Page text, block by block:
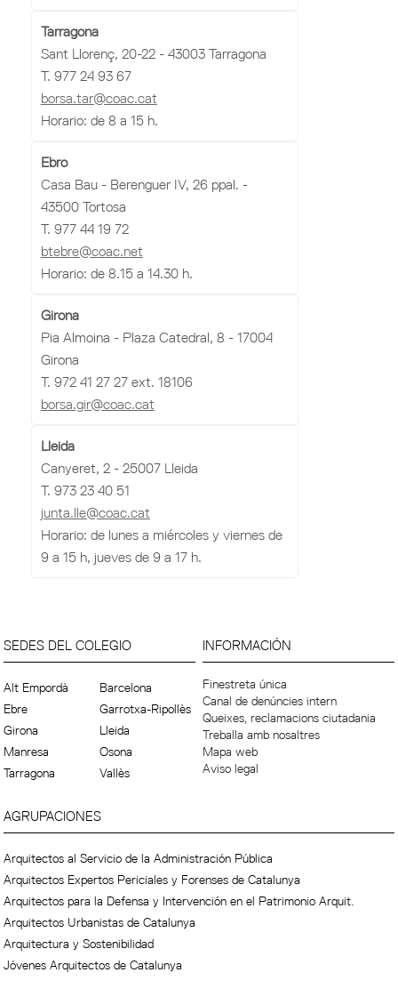
Tarragona
Sant Llorenç, 20-22 - 43003 Tarragona
T. 977 24 93 67
borsa.tar@coac.cat
Horario: de 8 a 15 h.
Ebro
Casa Bau - Berenguer IV, 26 ppal. -
43500 Tortosa
T. 977 44 19 72
btebre@coac.net
Horario: de 8.15 a 14.30 h.
Girona
Pia Almoina - Plaza Catedral, 8 - 17004
Girona
T. 972 41 27 27 ext. 18106
borsa.gir@coac.cat
Lleida
Canyeret, 2 - 25007 Lleida
T. 973 23 40 51
junta.lle@coac.cat
Horario: de lunes a miércoles y viernes de
9 a 15 h, jueves de 9 a 17 h.
SEDES DEL COLEGIO
Alt Empordà
Barcelona
Ebre
Garrotxa-Ripollès
Girona
Lleida
Manresa
Osona
Tarragona
Vallès
INFORMACIÓN
Finestreta única
Canal de denúncies intern
Queixes, reclamacions ciutadania
Treballa amb nosaltres
Mapa web
Aviso legal
AGRUPACIONES
Arquitectos al Servicio de la Administración Pública
Arquitectos Expertos Periciales y Forenses de Catalunya
Arquitectos para la Defensa y Intervención en el Patrimonio Arquit.
Arquitectos Urbanistas de Catalunya
Arquitectura y Sostenibilidad
Jóvenes Arquitectos de Catalunya